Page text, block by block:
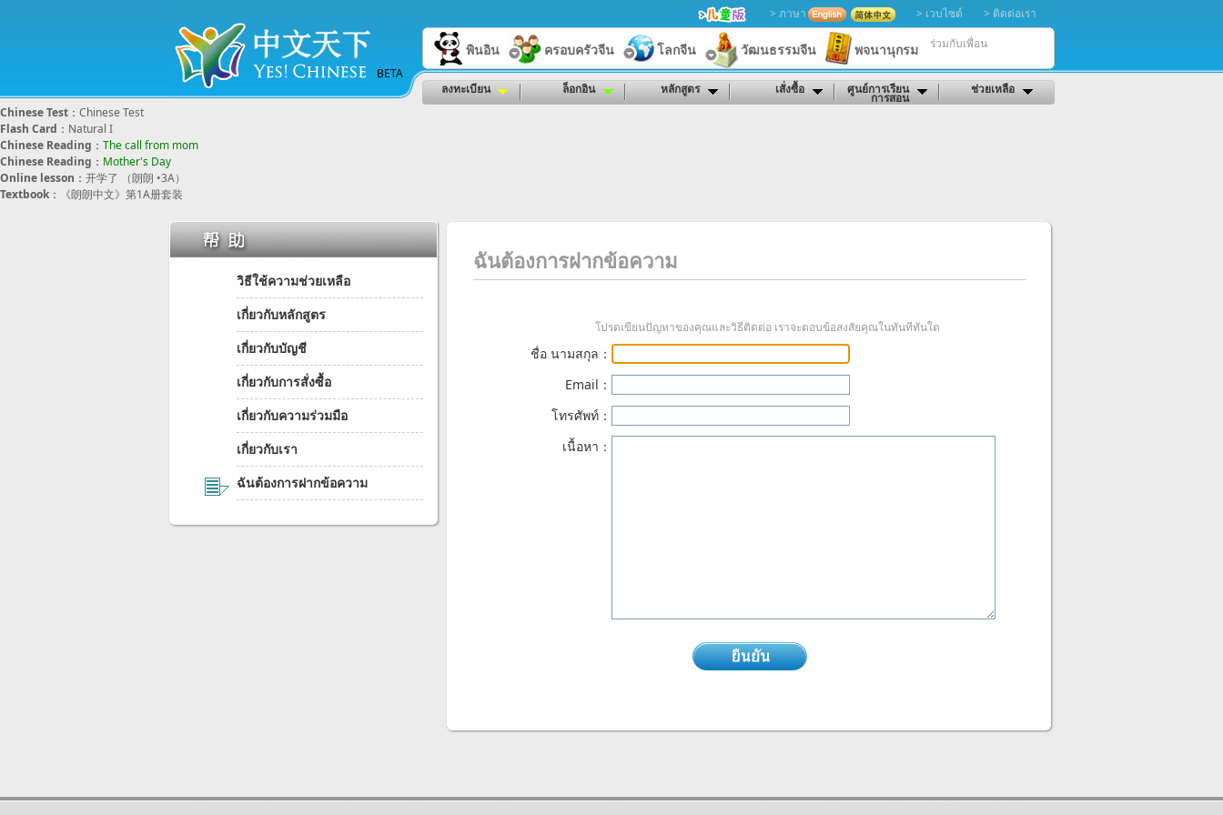
BETA
> ภาษา > เวบไซต์ > ติดต่อเรา
พินอิน ครอบครัวจีน โลกจีน วัฒนธรรมจีน พจนานุกรม ร่วมกับเพื่อน
ลงทะเบียน ล็อกอิน หลักสูตร เสั่งซื้อ ศูนย์การเรียน
การสอน
ช่วยเหลือ
Chinese Test ： Chinese Test
Flash Card ： Natural I
Chinese Reading ： The call from mom
Chinese Reading ： Mother's Day
Online lesson ： 开学了 （朗朗 •3A）
Textbook ： 《朗朗中文》第1A册套装
วิธีใช้ความช่วยเหลือ
เกี่ยวกับหลักสูตร
เกี่ยวกับบัญชี
เกี่ยวกับการสั่งซื้อ
เกี่ยวกับความร่วมมือ
เกี่ยวกับเรา
ฉันต้องการฝากข้อความ
ฉันต้องการฝากข้อความ
โปรดเขียนปัญหาของคุณและวิธีติดต่อ เราจะตอบข้อสงสัยคุณในทันทีทันใด
ชื่อ นามสกุล：
Email：
โทรศัพท์：
เนื้อหา：